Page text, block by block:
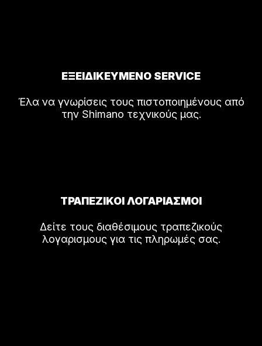
ΕΞΕΙΔΙΚΕΥΜΕΝΟ SERVICE
Έλα να γνωρίσεις τους πιστοποιημένους από
την Shimano τεχνικούς μας.
ΤΡΑΠΕΖΙΚΟΙ ΛΟΓΑΡΙΑΣΜΟΙ
Δείτε τους διαθέσιμους τραπεζικούς
λογαρισμους για τις πληρωμές σας.